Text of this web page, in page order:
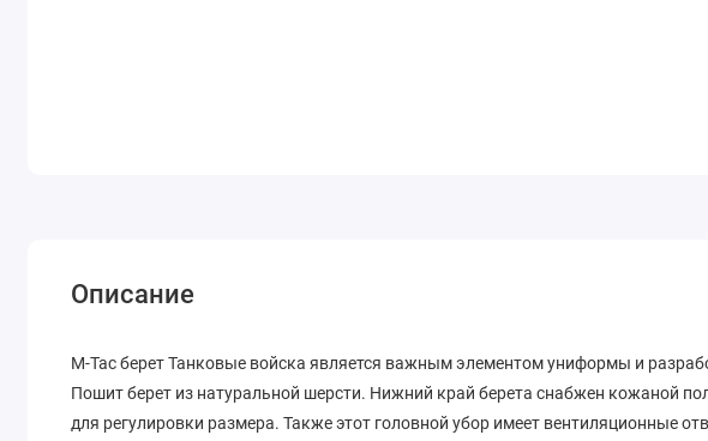
Описание
M-Tac берет Танковые войска является важным элементом униформы и
Пошит берет из натуральной шерсти. Нижний край берета снабжен кожаной
для регулировки размера. Также этот головной убор имеет вентиляционные